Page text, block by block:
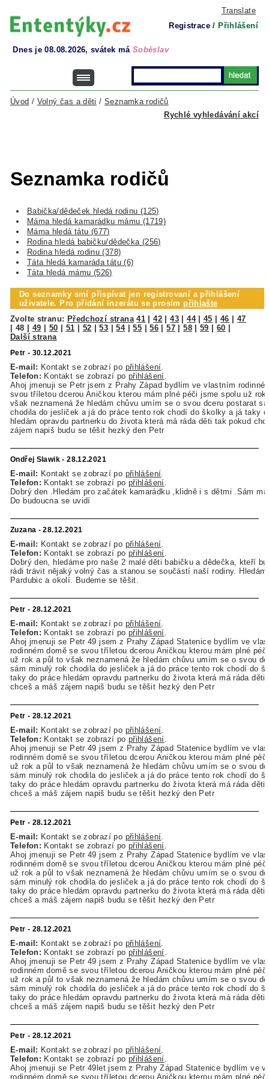
Translate
Registrace / Přihlášení
Dnes je 08.08.2026, svátek má Soběslav
Rychlé vyhledávání akcí
Úvod / Volný čas a děti /Seznamka rodičů
Seznamka rodičů
Babička/dědeček hledá rodinu (125)
Máma hledá kamarádku mámu (1719)
Máma hledá tátu (677)
Rodina hledá babičku/dědečka (256)
Rodina hledá rodinu (378)
Táta hledá kamaráda tátu (6)
Táta hledá mámu (526)
Do seznamky smí přispívat jen registrovaní a přihlášení
uživatele. Pro přidání inzerátu se prosímpřihlašte
Zvolte stranu: Předchozí strana 41 |42 |43|44|45 46
47
48 49 50 51 52 |53 |54|55 |56 |57 |58|59 |60
Další strana
Petr - 30.12.2021
E-mail: Kontakt se zobrazí po přihlášení
Telefon: Kontakt se zobrazí po přihlášení
Ahoj jmenuji se Petr jsem z Prahy Západ bydlím ve vlastním
svou tříletou dcerou Aničkou kterou mám plné péči jsme spolu už rok
však neznamená že hledám chůvu umím se o svou dceru postarat
chodila do jesliček a já do práce tento rok chodí do školky a já taky
hledám opravdu partnerku do života která má ráda děti tak pokud
zájem napiš budu se těšit hezký den Petr
Ondřej Slawik - 28.12.2021
E-mail: Kontakt se zobrazí po přihlášení
Telefon: Kontakt se zobrazí po přihlášení
Dobrý den .Hledám pro začátek kamarádku ,klidně i s dětmi .Sám
Do budoucna se uvidí
Zuzana - 28.12.2021
E-mail: Kontakt se zobrazí po přihlášení
Telefon: Kontakt se zobrazí po přihlášení
Dobrý den, hledáme pro naše 2 malé děti babičku a dědečka, kteří
rádi trávit nějaký volný čas a stanou se součástí naší rodiny.
Pardubic a okolí. Budeme se těšit.
Petr - 28.12.2021
E-mail: Kontakt se zobrazí po přihlášení
Telefon: Kontakt se zobrazí po přihlášení
Ahoj jmenuji se Petr 49 jsem z Prahy Západ Statenice bydlím ve
rodinném domě se svou tříletou dcerou Aničkou kterou mám plné
už rok a půl to však neznamená že hledám chůvu umím se o svou
sám minulý rok chodila do jesliček a já do práce tento rok chodí do
taky do práce hledám opravdu partnerku do života která má ráda děti
chceš a máš zájem napiš budu se těšit hezký den Petr
Petr - 28.12.2021
E-mail: Kontakt se zobrazí po přihlášení
Telefon: Kontakt se zobrazí po přihlášení
Ahoj jmenuji se Petr 49 jsem z Prahy Západ Statenice bydlím ve
rodinném domě se svou tříletou dcerou Aničkou kterou mám plné
už rok a půl to však neznamená že hledám chůvu umím se o svou
sám minulý rok chodila do jesliček a já do práce tento rok chodí do
taky do práce hledám opravdu partnerku do života která má ráda děti
chceš a máš zájem napiš budu se těšit hezký den Petr
Petr - 28.12.2021
E-mail: Kontakt se zobrazí po přihlášení
Telefon: Kontakt se zobrazí po přihlášení
Ahoj jmenuji se Petr 49 jsem z Prahy Západ Statenice bydlím ve
rodinném domě se svou tříletou dcerou Aničkou kterou mám plné
už rok a půl to však neznamená že hledám chůvu umím se o svou
sám minulý rok chodila do jesliček a já do práce tento rok chodí do
taky do práce hledám opravdu partnerku do života která má ráda děti
chceš a máš zájem napiš budu se těšit hezký den Petr
Petr - 28.12.2021
E-mail: Kontakt se zobrazí po přihlášení
Telefon: Kontakt se zobrazí po přihlášení
Ahoj jmenuji se Petr 49 jsem z Prahy Západ Statenice bydlím ve
rodinném domě se svou tříletou dcerou Aničkou kterou mám plné
už rok a půl to však neznamená že hledám chůvu umím se o svou
sám minulý rok chodila do jesliček a já do práce tento rok chodí do
taky do práce hledám opravdu partnerku do života která má ráda děti
chceš a máš zájem napiš budu se těšit hezký den Petr
Petr - 28.12.2021
E-mail: Kontakt se zobrazí po přihlášení
Telefon: Kontakt se zobrazí po přihlášení
Ahoj jmenuji se Petr 49let jsem z Prahy Západ Statenice bydlím ve
rodinném domě se svou tříletou dcerou Aničkou kterou mám plné